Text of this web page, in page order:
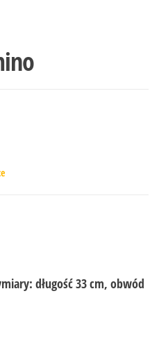
długość 33 cm, obwód